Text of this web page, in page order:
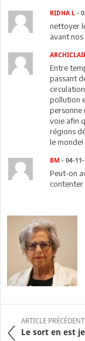
RIDHA L -
nettoyer
avant
Entre
passant
pollution
personne
voie afin
régions
le monde!
BM - 04-
Peut-on
contenter
ARTICLE PRÉCÉDENT
Le sort en est